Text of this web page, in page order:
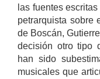
las fuentes
petrarquista sobre
de Boscán,
decisión otro tipo
han sido
musicales que